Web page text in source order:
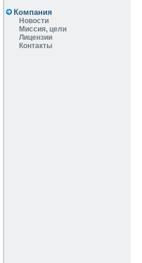
Компания
Новости
Миссия, цели
Лицензии
Контакты